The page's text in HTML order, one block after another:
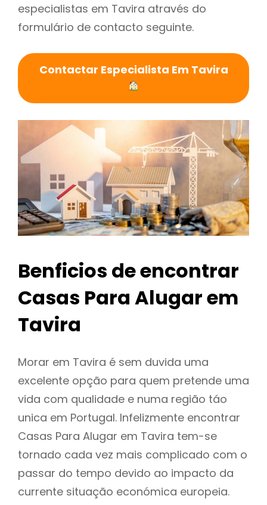
especialistas em Tavira através do
formulário de contacto seguinte.
Contactar Especialista Em Tavira
Benficios de encontrar
Casas Para Alugar em
Tavira
Morar em Tavira é sem duvida uma
excelente opção para quem pretende uma
vida com qualidade e numa região táo
unica em Portugal. Infelizmente encontrar
Casas Para Alugar em Tavira tem-se
tornado cada vez mais complicado com o
passar do tempo devido ao impacto da
currente situação económica europeia.